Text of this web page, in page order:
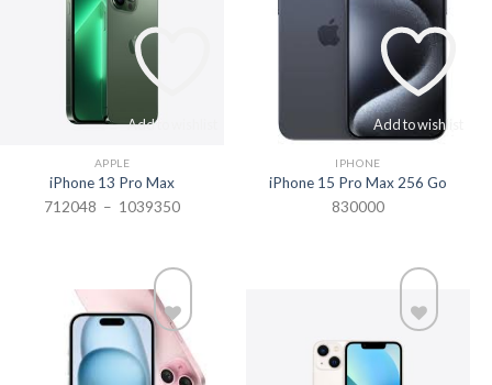
Add to wishlist
APPLE
iPhone 13 Pro Max
712048 – 1039350Plage
712048
1039350
Add to wishlist
IPHONE
iPhone 15 Pro Max 256 Go
830000